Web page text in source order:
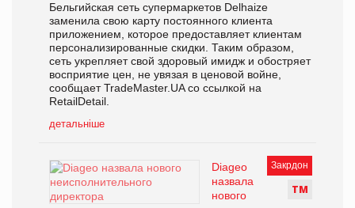
Бельгийская сеть супермаркетов Delhaize
заменила свою карту постоянного клиента
приложением, которое предоставляет клиентам
персонализированные скидки. Таким образом,
сеть укрепляет свой здоровый имидж и обостряет
восприятие цен, не увязая в ценовой войне,
сообщает TradeMaster.UA со ссылкой на
RetailDetail.
детальніше
Закрдон
ТМ
Diageo
назвала
нового